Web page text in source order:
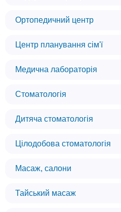
Ортопедичний центр
Центр планування сім'ї
Медична лабораторія
Стоматологія
Дитяча стоматологія
Цілодобова стоматологія
Масаж, салони
Тайський масаж